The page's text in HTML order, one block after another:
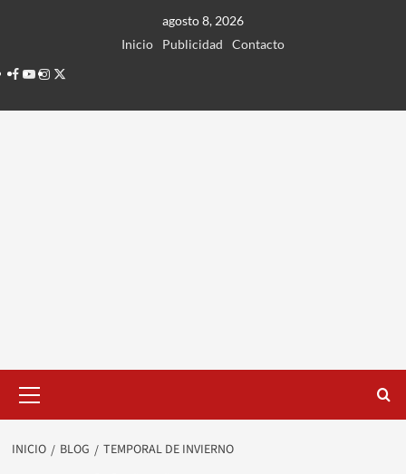
agosto 8, 2026
Inicio
Publicidad
Contacto
Facebook
Youtube
Instagram
Twitter
principal
INICIO BLOG TEMPORAL DE INVIERNO